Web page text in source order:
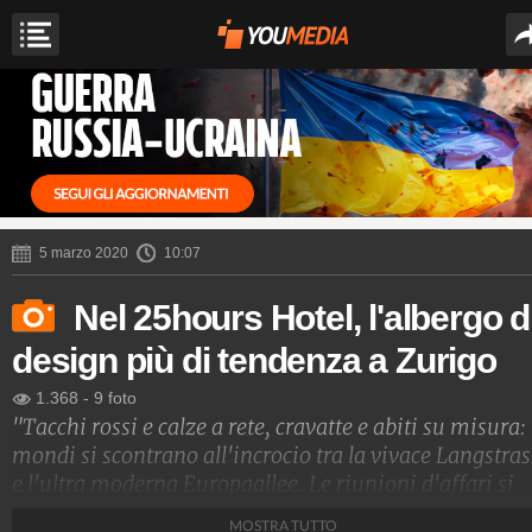
5 marzo 2020 10:07
Nel 25hours Hotel, l'albergo
design più di tendenza a Zurigo
1.368 - 9 foto
"Tacchi rossi e calze a rete, cravatte e abiti su misura:
mondi si scontrano all'incrocio tra la vivace
e l'ultra moderna Europaallee. Le riunioni d'affari si
MOSTRA TUTTO